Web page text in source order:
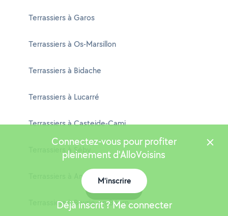
Terrassiers à Garos
Terrassiers à Os-Marsillon
Terrassiers à Bidache
Terrassiers à Lucarré
Terrassiers à Casteide-Cami
Terrassiers à Séby
Terrassiers à Angaïs
Terrassiers à Beyrie-en-Béarn
Connectez-vous pour profiter
pleinement d'AlloVoisins
M'inscrire
Déjà inscrit ? Me connecter